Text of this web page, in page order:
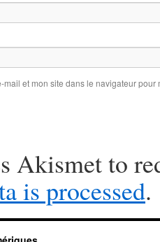
mail et mon site dans le navigateur
Akismet to
is processed.